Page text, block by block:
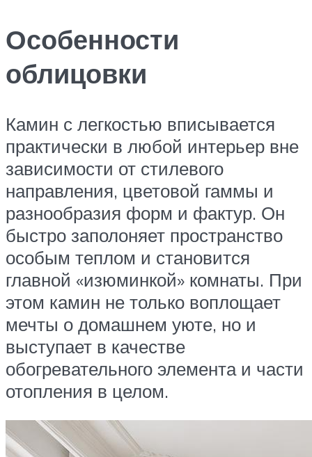
Особенности
облицовки
Камин с легкостью вписывается
практически в любой интерьер вне
зависимости от стилевого
направления, цветовой гаммы и
разнообразия форм и фактур. Он
быстро заполоняет пространство
особым теплом и становится
главной «изюминкой» комнаты. При
этом камин не только воплощает
мечты о домашнем уюте, но и
выступает в качестве
обогревательного элемента и части
отопления в целом.